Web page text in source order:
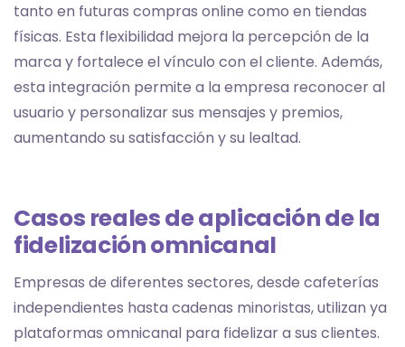
tanto en futuras compras online como en tiendas
físicas. Esta flexibilidad mejora la percepción de la
marca y fortalece el vínculo con el cliente. Además,
esta integración permite a la empresa reconocer al
usuario y personalizar sus mensajes y premios,
aumentando su satisfacción y su lealtad.
Casos reales de aplicación de la
fidelización omnicanal
Empresas de diferentes sectores, desde cafeterías
independientes hasta cadenas minoristas, utilizan ya
plataformas omnicanal para fidelizar a sus clientes.